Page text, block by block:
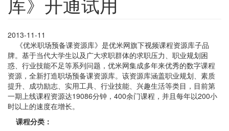
2013-11-11
《优米职场预备课资源库》是优米网旗下视频课程资源库子品
牌。基于当代大学生以及广大求职群体的求职压力、职业规划困
惑、行业技能不足等系列问题，优米网集成多年来优秀的数字课程
资源，全新打造职场预备课资源库。该资源库涵盖职业规划、素质
提升、成功励志、实用工具、行业技能、兴趣生活等类目，目前第
一期上线课程资源达19086分钟，400余门课程，并且每年以200小
时以上的速度在增长。
课程分类：